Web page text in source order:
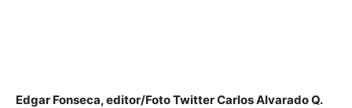
Edgar Fonseca, editor/Foto Twitter Carlos Alvarado Q.